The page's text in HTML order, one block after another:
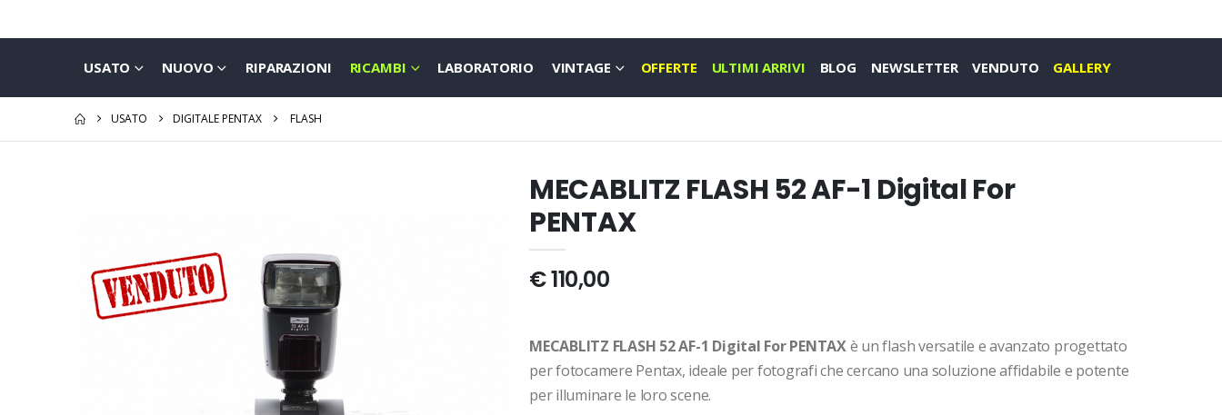
USATO NUOVO RIPARAZIONI RICAMBI LABORATORIO VINTAGE OFFERTE ULTIMI ARRIVI BLOG NEWSLETTER VENDUTO GALLERY
USATO DIGITALE PENTAX FLASH
MECABLITZ FLASH 52 AF-1 Digital For
PENTAX
€ 110,00
MECABLITZ FLASH 52 AF-1 Digital For PENTAXè un flash versatile e avanzato progettato
per fotocamere Pentax, ideale per fotografi che cercano una soluzione affidabile e potente
per illuminare le loro scene.